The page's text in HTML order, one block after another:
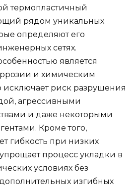
термопластичный
рядом уникальных
определяют его
сетях.
является
и химическим
исключает риск разрушения
агрессивными
и даже некоторыми
Кроме того,
гибкость при низких
упрощает процесс укладки в
условиях без
изгибных